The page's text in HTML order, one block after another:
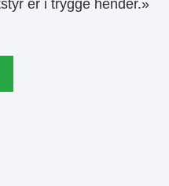
er i trygge hender.»